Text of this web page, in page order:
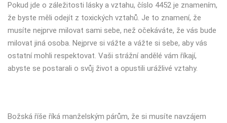
Pokud jde o záležitosti lásky a vztahu, číslo 4452 je znamením,
že byste měli odejít z toxických vztahů. Je to znamení, že
musíte nejprve milovat sami sebe, než očekáváte, že vás bude
milovat jiná osoba. Nejprve si vážte a vážte si sebe, aby vás
ostatní mohli respektovat. Vaši strážní andělé vám říkají,
abyste se postarali o svůj život a opustili urážlivé vztahy.
Božská říše říká manželským párům, že si musíte navzájem